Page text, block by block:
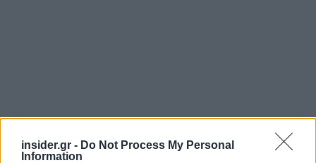
insider.gr - Do Not Process My Personal
Information
Ο Τραμπ αναδημοσίευσε συνέντευξη του